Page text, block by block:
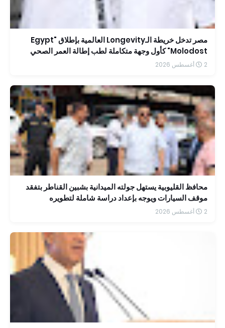
مصر تدخل خريطة الـLongevity العالمية بإطلاق "Egypt
Molodost" كأول وجهة متكاملة لطب إطالة العمر الصحي
2 أغسطس 2026
محافظ القليوبية يستهل جولته الميدانية بشبين القناطر بتفقد
موقف السيارات ويوجه بإعداد دراسة شاملة لتطويره
2 أغسطس 2026